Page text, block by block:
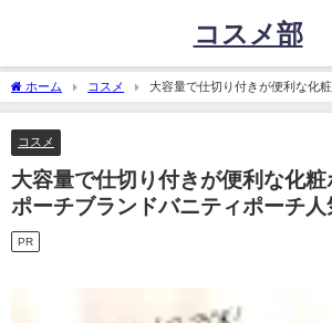
コスメ部
ホーム コスメ
大容量で仕切り付きが便利な化
ンドバニティポーチ人気紹介
コスメ
大容量で仕切り付きが便利な化
ポーチブランドバニティポーチ人
PR